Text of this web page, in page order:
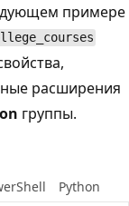
примере
расширения
группы.
Python